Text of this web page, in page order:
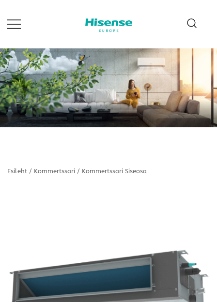
content
Esileht / Kommertssari / Kommertssari Siseosa